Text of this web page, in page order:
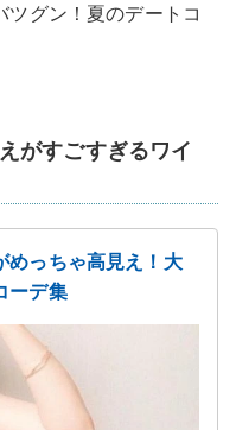
グン！夏のデートコ
がすごすぎるワイ
めっちゃ高見え！大
ーデ集